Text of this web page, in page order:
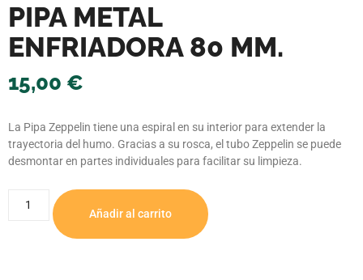
PIPA METAL
ENFRIADORA 80 MM.
15,00 €
La Pipa Zeppelin tiene una espiral en su interior para extender la
trayectoria del humo. Gracias a su rosca, el tubo Zeppelin se puede
desmontar en partes individuales para facilitar su limpieza.
Añadir al carrito